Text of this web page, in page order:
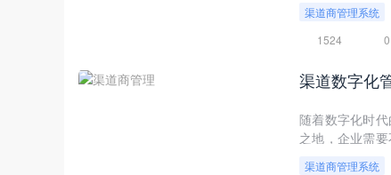
构建高效的核
渠道商管理系统
1524
0
渠道数字化
随着数字化时
之地，企业需
渠道商管理系统